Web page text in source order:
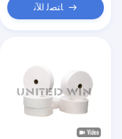
ﺎﺘﺼﻟ ﺍﻶﻧ